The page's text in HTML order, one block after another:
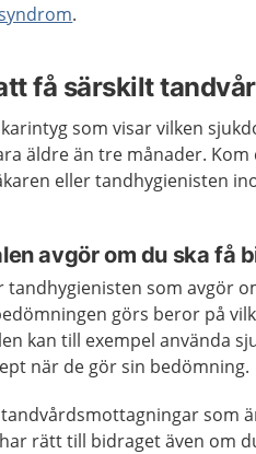
.
få särskilt
som visar vilken
äldre än tre månader.
eller tandhygienisten
avgör om du ska få
tandhygienisten som avgör
görs beror på
kan till exempel använda
när de gör sin bedömning.
som
rätt till bidraget även om